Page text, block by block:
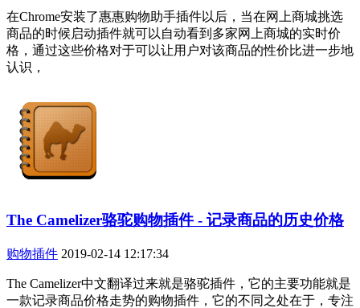
在Chrome安装了惠惠购物助手插件以后，当在网上商城挑选
商品的时候启动插件就可以自动看到多家网上商城的实时价
格，通过这些价格对于可以让用户对该商品的性价比进一步地
认识，
The Camelizer骆驼购物插件 - 记录商品的历史价格
购物插件 2019-02-14 12:17:34
The Camelizer中文翻译过来就是骆驼插件，它的主要功能就是
一款记录商品价格走势的购物插件，它的不同之处在于，专注